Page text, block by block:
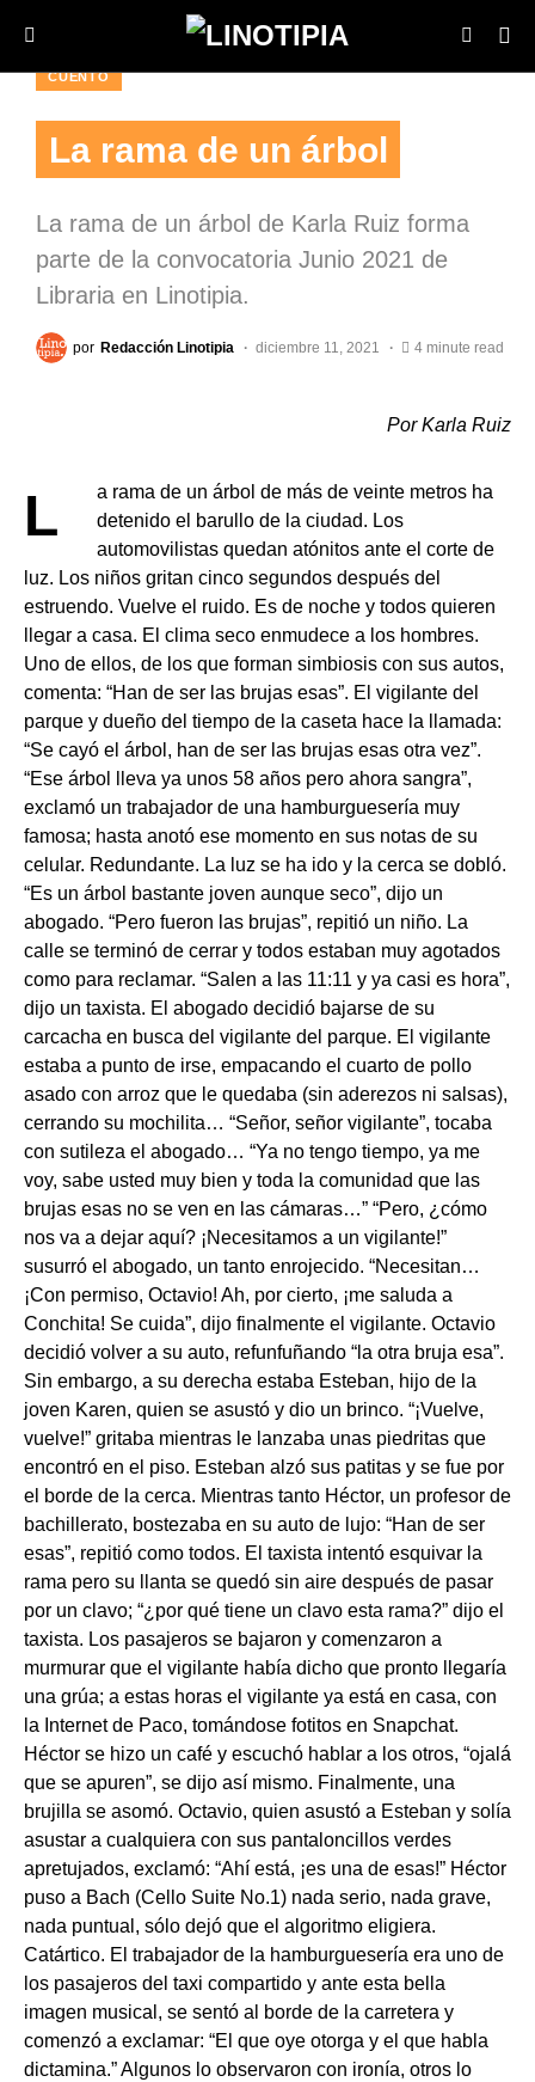
CUENTO
La rama de un árbol
La rama de un árbol de Karla Ruiz forma
parte de la convocatoria Junio 2021 de
Libraria en Linotipia.
por Redacción Linotipia diciembre 11, 2021 4 minute read
Por Karla Ruiz
La rama de un árbol de más de veinte metros ha
detenido el barullo de la ciudad. Los
automovilistas quedan atónitos ante el corte de
luz. Los niños gritan cinco segundos después del
estruendo. Vuelve el ruido. Es de noche y todos quieren
llegar a casa. El clima seco enmudece a los hombres.
Uno de ellos, de los que forman simbiosis con sus autos,
comenta: “Han de ser las brujas esas”. El vigilante del
parque y dueño del tiempo de la caseta hace la llamada:
“Se cayó el árbol, han de ser las brujas esas otra vez”.
“Ese árbol lleva ya unos 58 años pero ahora sangra”,
exclamó un trabajador de una hamburguesería muy
famosa; hasta anotó ese momento en sus notas de su
celular. Redundante. La luz se ha ido y la cerca se dobló.
“Es un árbol bastante joven aunque seco”, dijo un
abogado. “Pero fueron las brujas”, repitió un niño. La
calle se terminó de cerrar y todos estaban muy agotados
como para reclamar. “Salen a las 11:11 y ya casi es hora”,
dijo un taxista. El abogado decidió bajarse de su
carcacha en busca del vigilante del parque. El vigilante
estaba a punto de irse, empacando el cuarto de pollo
asado con arroz que le quedaba (sin aderezos ni salsas),
cerrando su mochilita… “Señor, señor vigilante”, tocaba
con sutileza el abogado… “Ya no tengo tiempo, ya me
voy, sabe usted muy bien y toda la comunidad que las
brujas esas no se ven en las cámaras…” “Pero, ¿cómo
nos va a dejar aquí? ¡Necesitamos a un vigilante!”
susurró el abogado, un tanto enrojecido. “Necesitan…
¡Con permiso, Octavio! Ah, por cierto, ¡me saluda a
Conchita! Se cuida”, dijo finalmente el vigilante. Octavio
decidió volver a su auto, refunfuñando “la otra bruja esa”.
Sin embargo, a su derecha estaba Esteban, hijo de la
joven Karen, quien se asustó y dio un brinco. “¡Vuelve,
vuelve!” gritaba mientras le lanzaba unas piedritas que
encontró en el piso. Esteban alzó sus patitas y se fue por
el borde de la cerca. Mientras tanto Héctor, un profesor de
bachillerato, bostezaba en su auto de lujo: “Han de ser
esas”, repitió como todos. El taxista intentó esquivar la
rama pero su llanta se quedó sin aire después de pasar
por un clavo; “¿por qué tiene un clavo esta rama?” dijo el
taxista. Los pasajeros se bajaron y comenzaron a
murmurar que el vigilante había dicho que pronto llegaría
una grúa; a estas horas el vigilante ya está en casa, con
la Internet de Paco, tomándose fotitos en Snapchat.
Héctor se hizo un café y escuchó hablar a los otros, “ojalá
que se apuren”, se dijo así mismo. Finalmente, una
brujilla se asomó. Octavio, quien asustó a Esteban y solía
asustar a cualquiera con sus pantaloncillos verdes
apretujados, exclamó: “Ahí está, ¡es una de esas!” Héctor
puso a Bach (Cello Suite No.1) nada serio, nada grave,
nada puntual, sólo dejó que el algoritmo eligiera.
Catártico. El trabajador de la hamburguesería era uno de
los pasajeros del taxi compartido y ante esta bella
imagen musical, se sentó al borde de la carretera y
comenzó a exclamar: “El que oye otorga y el que habla
dictamina.” Algunos lo observaron con ironía, otros lo